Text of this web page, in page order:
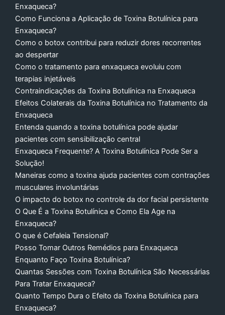
Enxaqueca?
Como Funciona a Aplicação de Toxina Botulínica para
Enxaqueca?
Como o botox contribui para reduzir dores recorrentes
ao despertar
Como o tratamento para enxaqueca evoluiu com
terapias injetáveis
Contraindicações da Toxina Botulínica na Enxaqueca
Efeitos Colaterais da Toxina Botulínica no Tratamento da
Enxaqueca
Entenda quando a toxina botulínica pode ajudar
pacientes com sensibilização central
Enxaqueca Frequente? A Toxina Botulínica Pode Ser a
Solução!
Maneiras como a toxina ajuda pacientes com contrações
musculares involuntárias
O impacto do botox no controle da dor facial persistente
O Que É a Toxina Botulínica e Como Ela Age na
Enxaqueca?
O que é Cefaleia Tensional?
Posso Tomar Outros Remédios para Enxaqueca
Enquanto Faço Toxina Botulínica?
Quantas Sessões com Toxina Botulínica São Necessárias
Para Tratar Enxaqueca?
Quanto Tempo Dura o Efeito da Toxina Botulínica para
Enxaqueca?